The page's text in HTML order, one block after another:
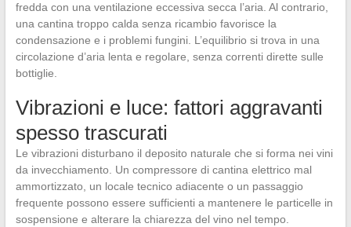
fredda con una ventilazione eccessiva secca l’aria. Al contrario,
una cantina troppo calda senza ricambio favorisce la
condensazione e i problemi fungini. L’equilibrio si trova in una
circolazione d’aria lenta e regolare, senza correnti dirette sulle
bottiglie.
Vibrazioni e luce: fattori aggravanti
spesso trascurati
Le vibrazioni disturbano il deposito naturale che si forma nei vini
da invecchiamento. Un compressore di cantina elettrico mal
ammortizzato, un locale tecnico adiacente o un passaggio
frequente possono essere sufficienti a mantenere le particelle in
sospensione e alterare la chiarezza del vino nel tempo.